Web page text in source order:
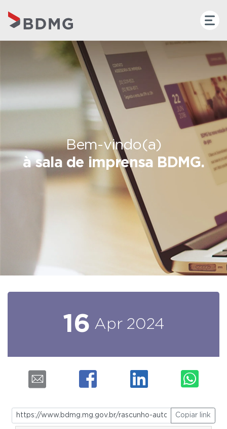
Bem-vindo(a)
à sala de imprensa BDMG.
16 Apr 2024
Copiar link